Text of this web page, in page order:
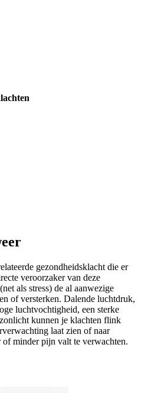
gezondheidsklacht die er
veroorzaker van deze
als stress) de al aanwezige
of versterken. Dalende luchtdruk,
luchtvochtigheid, een sterke
kunnen je klachten flink
laat zien of naar
of minder pijn valt te verwachten.